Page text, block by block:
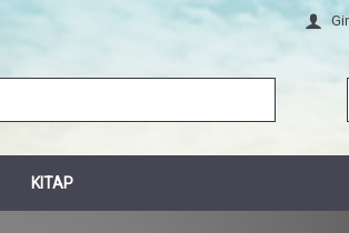
KITAP